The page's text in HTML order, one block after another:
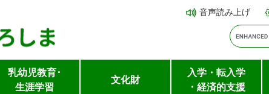
ー
音声読み上げ
乳幼児教育･
生涯学習
文化財
入学・転入学
・経済的支援